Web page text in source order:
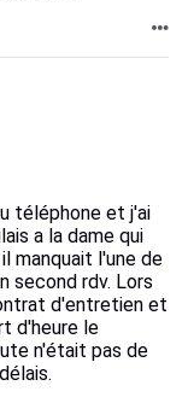
téléphone et j'ai
a la dame qui
manquait l'une de
second rdv. Lors
d'entretien et
d'heure le
n'était pas de